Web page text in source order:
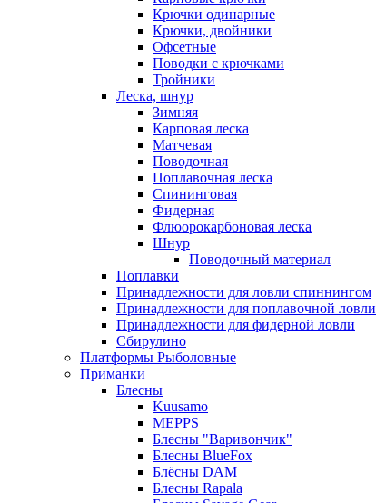
Крючки одинарные
Крючки, двойники
Офсетные
Поводки с крючками
Тройники
Леска, шнур
Зимняя
Карповая леска
Матчевая
Поводочная
Поплавочная леска
Спининговая
Фидерная
Флюорокарбоновая леска
Шнур
Поводочный материал
Поплавки
Принадлежности для ловли спиннингом
Принадлежности для поплавочной ловли
Принадлежности для фидерной ловли
Сбирулино
Платформы Рыболовные
Приманки
Блесны
Kuusamo
MEPPS
Блесны "Варивончик"
Блесны BlueFox
Блёсны DAM
Блесны Rapala